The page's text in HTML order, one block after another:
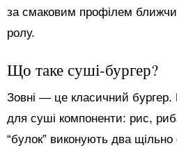
за смаковим профілем
ролу.
Що таке суші-бургер?
Зовні — це класичний бургер.
для суші компоненти: рис,
“булок” виконують два щільно